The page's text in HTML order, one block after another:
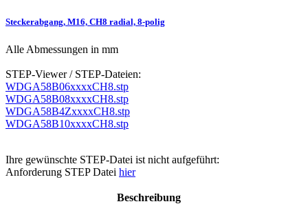
Steckerabgang, M16, CH8 radial, 8-polig
Alle Abmessungen in mm
STEP-Viewer / STEP-Dateien:
WDGA58B06xxxxCH8.stp
WDGA58B08xxxxCH8.stp
WDGA58B4ZxxxxCH8.stp
WDGA58B10xxxxCH8.stp
Ihre gewünschte STEP-Datei ist nicht aufgeführt:
Anforderung STEP Datei hier
Beschreibung